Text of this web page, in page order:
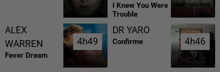
I Knew You Were
Trouble
ALEX
WARREN
Fever Dream
4h49
4h49
DR YARO
Confirme 4h46
4h46